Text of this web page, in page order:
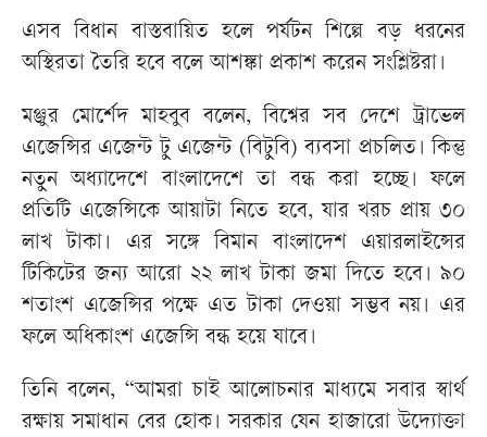
এসব বিধান বাস্তবায়িত হলে পর্যটন শিল্পে বড় ধরনের
অস্থিরতা তৈরি হবে বলে আশঙ্কা প্রকাশ করেন সংশ্লিষ্টরা।
মঞ্জুর মোর্শেদ মাহবুব বলেন, বিশ্বের সব দেশে ট্রাভেল
এজেন্সির এজেন্ট টু এজেন্ট (বিটুবি) ব্যবসা প্রচলিত। কিন্তু
নতুন অধ্যাদেশে বাংলাদেশে তা বন্ধ করা হচ্ছে। ফলে
প্রতিটি এজেন্সিকে আয়াটা নিতে হবে, যার খরচ প্রায় ৩০
লাখ টাকা। এর সঙ্গে বিমান বাংলাদেশ এয়ারলাইন্সের
টিকিটের জন্য আরো ২২ লাখ টাকা জমা দিতে হবে। ৯০
শতাংশ এজেন্সির পক্ষে এত টাকা দেওয়া সম্ভব নয়। এর
ফলে অধিকাংশ এজেন্সি বন্ধ হয়ে যাবে।
তিনি বলেন, “আমরা চাই আলোচনার মাধ্যমে সবার স্বার্থ
রক্ষায় সমাধান বের হোক। সরকার যেন হাজারো উদ্যোক্তা